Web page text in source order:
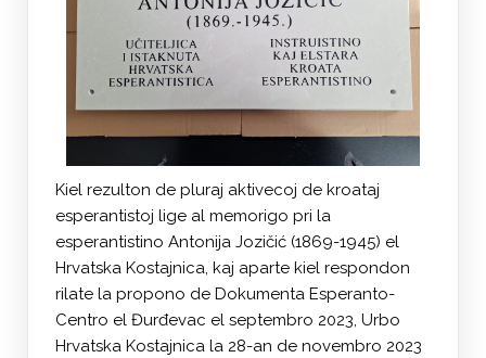
Kiel rezulton de pluraj aktivecoj de kroataj
esperantistoj lige al memorigo pri la
esperantistino Antonija Jozičić (1869-1945) el
Hrvatska Kostajnica, kaj aparte kiel respondon
rilate la propono de Dokumenta Esperanto-
Centro el Đurđevac el septembro 2023, Urbo
Hrvatska Kostajnica la 28-an de novembro 2023